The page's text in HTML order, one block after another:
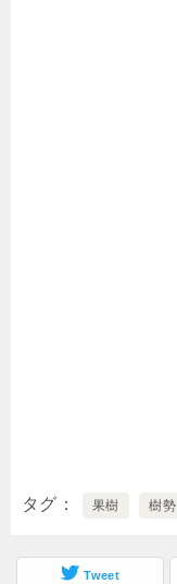
タグ 果樹 樹勢
Tweet